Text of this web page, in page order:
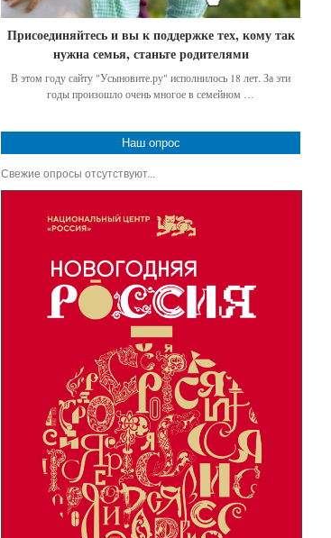
Присоединяйтесь и вы к поддержке тех, кому так
нужна семья, станьте родителями
В этом году сайту "Усыновите.ру" исполнилось 18 лет. За эти
годы произошло очень многое в семейном …
Наш опрос
Свежие опросы отсутствуют...